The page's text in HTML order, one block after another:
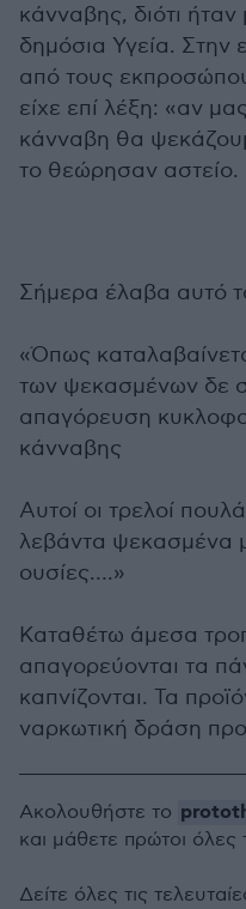
κάνναβης, διότι
δημόσια Υγεία. Στην
από τους
είχε επί λέξη: «αν
κάνναβη θα
το θεώρησαν αστείο.
Σήμερα έλαβα αυτό
«Όπως
των ψεκασμένων δε
απαγόρευση
κάνναβης
Αυτοί οι τρελοί
λεβάντα ψεκασμένα
ουσίες….»
Καταθέτω άμεσα
απαγορεύονται τα
καπνίζονται. Τα
ναρκωτική δράση
Ακολουθήστε το
και μάθετε πρώτοι όλες
Δείτε όλες τις